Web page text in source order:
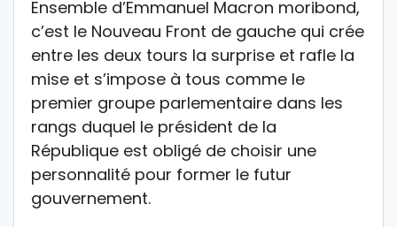
Ensemble d’Emmanuel Macron moribond,
c’est le Nouveau Front de gauche qui crée
entre les deux tours la surprise et rafle la
mise et s’impose à tous comme le
premier groupe parlementaire dans les
rangs duquel le président de la
République est obligé de choisir une
personnalité pour former le futur
gouvernement.